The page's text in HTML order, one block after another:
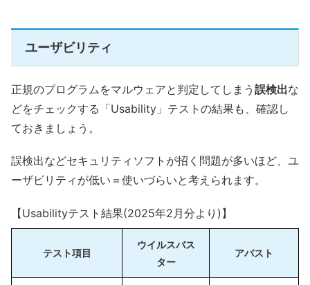
ユーザビリティ
正規のプログラムをマルウェアと判定してしまう 誤検出な
どをチェックする「Usability」テストの結果も、確認し
ておきましょう。
誤検出などセキュリティソフトが招く問題が多いほど、ユ
ーザビリティが低い＝使いづらいと考えられます。
【Usabilityテスト結果(2025年2月分より)】
テスト項目
ウイルスバス
ター
アバスト